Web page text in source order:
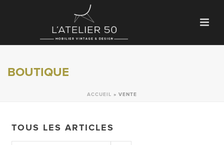
BOUTIQUE
ACCUEIL » VENTE
TOUS LES ARTICLES